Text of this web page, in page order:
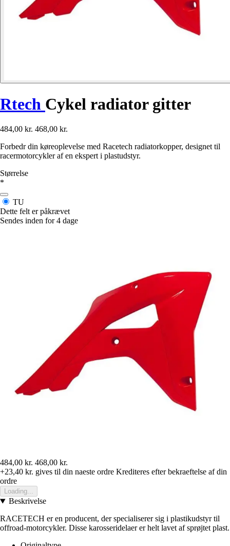
Rtech Cykel radiator gitter
484,00 kr. 468,00 kr.
Forbedr din køreoplevelse med Racetech radiatorkopper, designet til
racermotorcykler af en ekspert i plastudstyr.
Størrelse
*
TU
Dette felt er påkrævet
Sendes inden for 4 dage
484,00 kr. 468,00 kr.
+23,40 kr. gives til din naeste ordre Krediteres efter bekraeftelse af din
ordre
Loading...
Beskrivelse
RACETECH er en producent, der specialiserer sig i plastikudstyr til
offroad-motorcykler. Disse karosseridelaer er helt lavet af sprøjtet plast.